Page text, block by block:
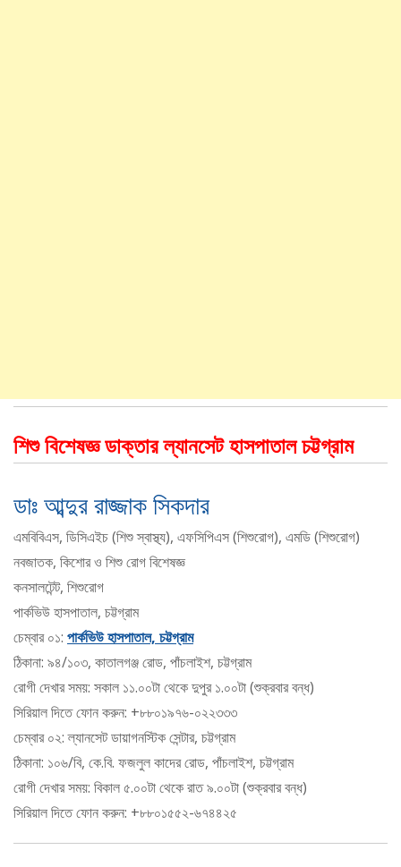
শিশু বিশেষজ্ঞ ডাক্তার ল্যানসেট হাসপাতাল চট্টগ্রাম
ডাঃ আব্দুর রাজ্জাক সিকদার
এমবিবিএস, ডিসিএইচ (শিশু স্বাস্থ্য), এফসিপিএস (শিশুরোগ), এমডি (শিশুরোগ)
নবজাতক, কিশোর ও শিশু রোগ বিশেষজ্ঞ
কনসালটেন্ট, শিশুরোগ
পার্কভিউ হাসপাতাল, চট্টগ্রাম
চেম্বার ০১: পার্কভিউ হাসপাতাল, চট্টগ্রাম
ঠিকানা: ৯৪/১০৩, কাতালগঞ্জ রোড, পাঁচলাইশ, চট্টগ্রাম
রোগী দেখার সময়: সকাল ১১.০০টা থেকে দুপুর ১.০০টা (শুক্রবার বন্ধ)
সিরিয়াল দিতে ফোন করুন: +৮৮০১৯৭৬-০২২৩৩৩
চেম্বার ০২: ল্যানসেট ডায়াগনস্টিক সেন্টার, চট্টগ্রাম
ঠিকানা: ১০৬/বি, কে.বি. ফজলুল কাদের রোড, পাঁচলাইশ, চট্টগ্রাম
রোগী দেখার সময়: বিকাল ৫.০০টা থেকে রাত ৯.০০টা (শুক্রবার বন্ধ)
সিরিয়াল দিতে ফোন করুন: +৮৮০১৫৫২-৬৭৪৪২৫